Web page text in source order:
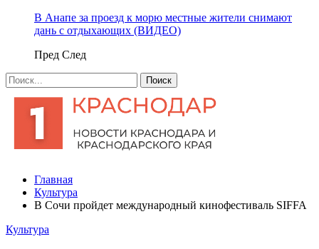
В Анапе за проезд к морю местные жители снимают
дань с отдыхающих (ВИДЕО)
Пред След
Главная
Культура
В Сочи пройдет международный кинофестиваль SIFFA
Культура